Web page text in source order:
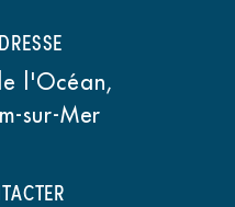
l'Océan,
sur-Mer